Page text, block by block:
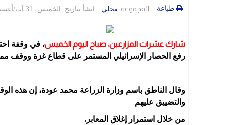
المجموعة: محلي انشأ بتاريخ: الخميس، 31 آب/أغسطس 2023 12:08 طباعة
شارك عشرات المزارعين، صباح اليوم الخميس، في وقفة
رفع الحصار الإسرائيلي المستمر على قطاع غزة ووقف
وقال الناطق باسم وزارة الزراعة محمد عودة، إن هذه
والتضييق عليهم
من خلال استمرار إغلاق المعابر.